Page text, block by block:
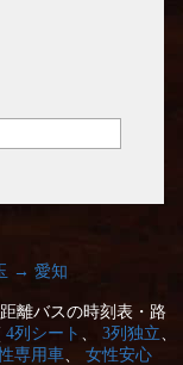
→ 愛知
離バスの時刻表・路
4列シート 3列独立
専用車
女性安心